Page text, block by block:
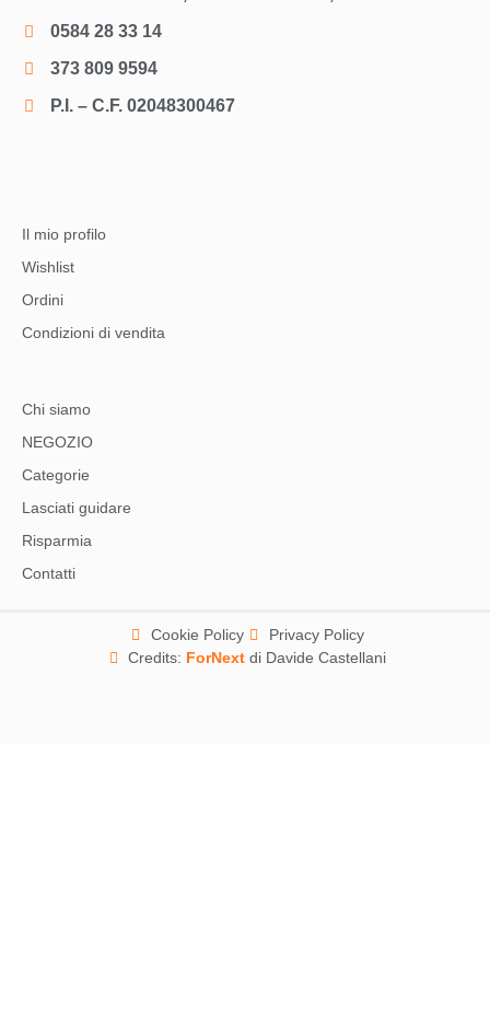
0584 28 33 14
373 809 9594
P.I. – C.F. 02048300467
Il mio profilo
Wishlist
Ordini
Condizioni di vendita
Chi siamo
NEGOZIO
Categorie
Lasciati guidare
Risparmia
Contatti
Cookie Policy
Privacy Policy
Credits: ForNextdi Davide Castellani